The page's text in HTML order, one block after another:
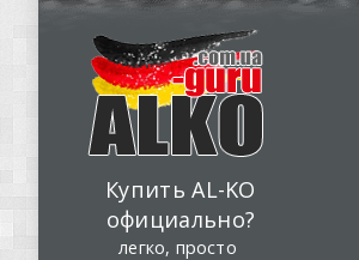
Купить AL-KO
официально?
легко, просто